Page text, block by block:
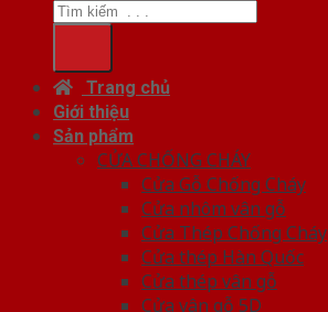
Trang chủ
Giới thiệu
Sản phẩm
CỬA CHỐNG CHÁY
Cửa Gỗ Chống Cháy
Cửa nhôm vân gỗ
Cửa Thép Chống Cháy
Cửa thép Hàn Quốc
Cửa thép vân gỗ
Cửa vân gỗ 5D